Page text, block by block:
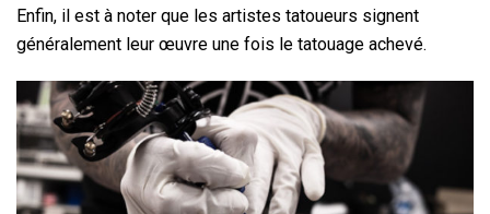
Enfin, il est à noter que les artistes tatoueurs signent
généralement leur œuvre une fois le tatouage achevé.